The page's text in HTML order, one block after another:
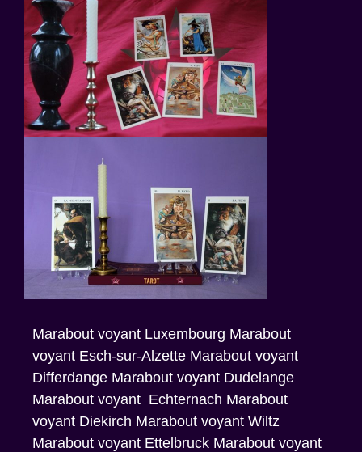
Marabout voyant Luxembourg Marabout
voyant Esch-sur-Alzette Marabout voyant
Differdange Marabout voyant Dudelange
Marabout voyant Echternach Marabout
voyant Diekirch Marabout voyant Wiltz
Marabout voyant Ettelbruck Marabout voyant